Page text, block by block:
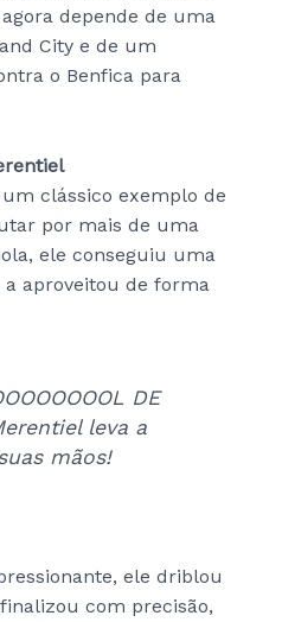
depende de uma
City e de um
o Benfica para
clássico exemplo de
por mais de uma
ele conseguiu uma
aproveitou de forma
DE
leva a
mãos!
ele driblou
com precisão,